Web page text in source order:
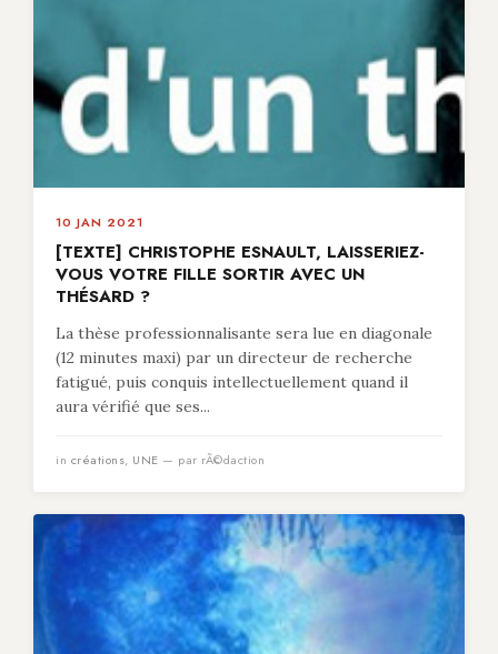
10 JAN 2021
[TEXTE] CHRISTOPHE ESNAULT, LAISSERIEZ-
VOUS VOTRE FILLE SORTIR AVEC UN
THÉSARD ?
La thèse professionnalisante sera lue en diagonale
(12 minutes maxi) par un directeur de recherche
fatigué, puis conquis intellectuellement quand il
aura vérifié que ses...
in créations, UNE — par rÃ©daction